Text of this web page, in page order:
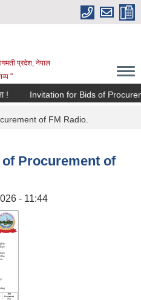
प्रदेश, नेपाल
"
Invitation for Bids of
of FM Radio.
Procurement of
- 11:44